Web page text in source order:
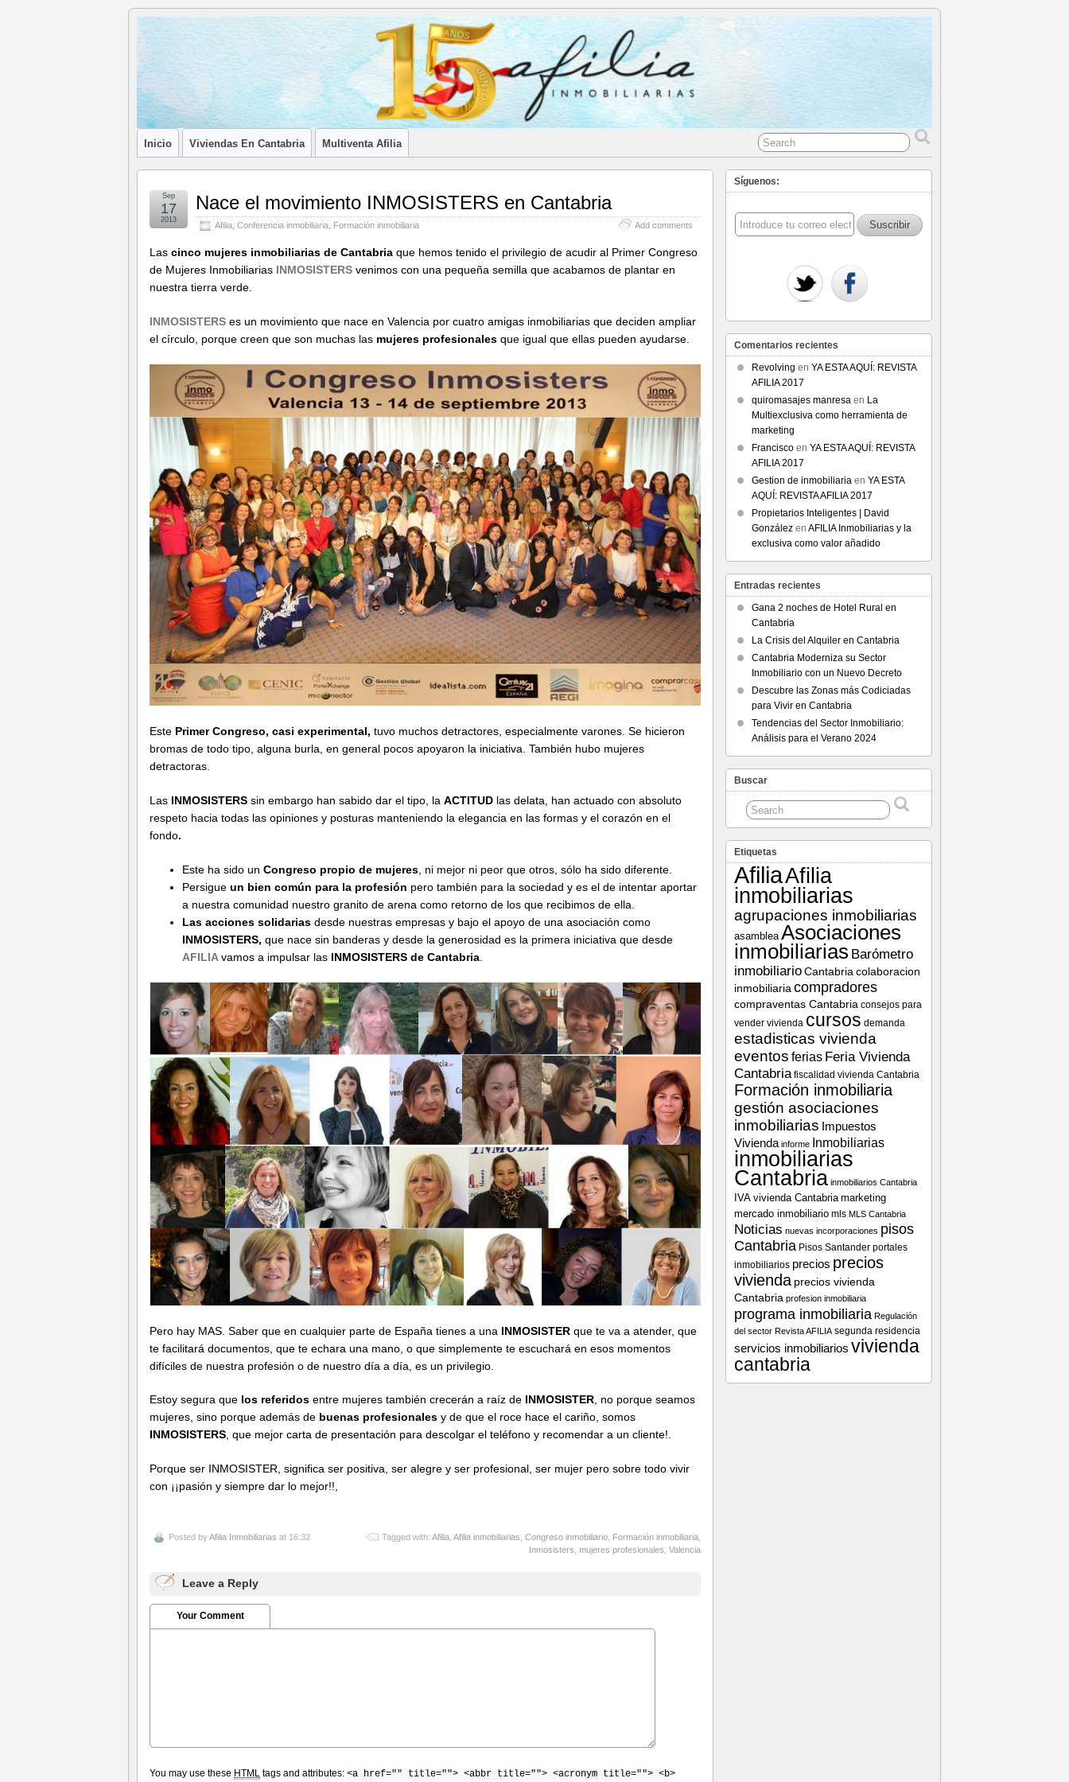
Blog de
Afilia
Inmobiliarias
LA ASOCIACIÓN DE LOS PROFESIONALES INMOBILIARIOS DE CANTABRIA
Inicio Viviendas En Cantabria Multiventa Afilia
Nace el movimiento INMOSISTERS en Cantabria
Afilia Conferencia inmobiliaria Formación inmobiliaria Add comments
Sep
17
2013
Las cinco mujeres inmobiliarias de Cantabria que hemos tenido el privilegio de acudir al Primer Congreso
de Mujeres Inmobiliarias INMOSISTERS venimos con una pequeña semilla que acabamos de plantar en
nuestra tierra verde.
INMOSISTERS es un movimiento que nace en Valencia por cuatro amigas inmobiliarias que deciden ampliar
el círculo, porque creen que son muchas las mujeres profesionales que igual que ellas pueden ayudarse.
Este Primer Congreso, casi experimental, tuvo muchos detractores, especialmente varones. Se hicieron
bromas de todo tipo, alguna burla, en general pocos apoyaron la iniciativa. También hubo mujeres
detractoras.
Las INMOSISTERS sin embargo han sabido dar el tipo, la ACTITUD las delata, han actuado con absoluto
respeto hacia todas las opiniones y posturas manteniendo la elegancia en las formas y el corazón en el
fondo.
Este ha sido un Congreso propio de mujeres, ni mejor ni peor que otros, sólo ha sido diferente.
Persigue un bien común para la profesión pero también para la sociedad y es el de intentar aportar
a nuestra comunidad nuestro granito de arena como retorno de los que recibimos de ella.
Las acciones solidariasdesde nuestras empresas y bajo el apoyo de una asociación como
INMOSISTERS, que nace sin banderas y desde la generosidad es la primera iniciativa que desde
AFILIA vamos a impulsar las INMOSISTERS de Cantabria.
Pero hay MAS. Saber que en cualquier parte de España tienes a una INMOSISTER que te va a atender, que
te facilitará documentos, que te echara una mano, o que simplemente te escuchará en esos momentos
difíciles de nuestra profesión o de nuestro día a día, es un privilegio.
Estoy segura que los referidos entre mujeres también crecerán a raíz de INMOSISTER, no porque seamos
mujeres, sino porque además de buenas profesionales y de que el roce hace el cariño, somos
INMOSISTERS, que mejor carta de presentación para descolgar el teléfono y recomendar a un cliente!.
Porque ser INMOSISTER, significa ser positiva, ser alegre y ser profesional, ser mujer pero sobre todo vivir
con ¡¡pasión y siempre dar lo mejor!!,
Posted byAfilia Inmobiliarias at 16:32 Tagged with: Afilia Afilia inmobiliarias Congreso inmobiliario Formación inmobiliaria
Inmosisters mujeres profesionales Valencia
Leave a Reply
Your Comment
You may use these HTML tags and attributes: <a href="" title=""> <abbr title=""> <acronym title=""> <b>
Síguenos:
Comentarios recientes
Revolving en YA ESTA AQUÍ: REVISTA
AFILIA 2017
quiromasajes manresa en La
Multiexclusiva como herramienta de
marketing
Francisco en YA ESTA AQUÍ: REVISTA
AFILIA 2017
Gestion de inmobiliaria en YA ESTA
AQUÍ: REVISTA AFILIA 2017
Propietarios Inteligentes | David
González en AFILIA Inmobiliarias y la
exclusiva como valor añadido
Entradas recientes
Gana 2 noches de Hotel Rural en
Cantabria
La Crisis del Alquiler en Cantabria
Cantabria Moderniza su Sector
Inmobiliario con un Nuevo Decreto
Descubre las Zonas más Codiciadas
para Vivir en Cantabria
Tendencias del Sector Inmobiliario:
Análisis para el Verano 2024
Buscar
Etiquetas
AfiliaAfilia
inmobiliarias
agrupaciones inmobiliarias
asamblea Asociaciones
inmobiliarias Barómetro
inmobiliarioCantabria colaboracion
inmobiliaria compradores
compraventas Cantabria consejos para
vender vivienda cursos demanda
estadisticas vivienda
eventos ferias Feria Vivienda
Cantabria fiscalidad vivienda Cantabria
Formación inmobiliaria
gestión asociaciones
inmobiliarias Impuestos
Vivienda informe Inmobiliarias
inmobiliarias
Cantabria inmobiliarios Cantabria
IVA vivienda Cantabria marketing
mercado inmobiliario mls MLS Cantabria
Noticias nuevas incorporaciones pisos
Cantabria Pisos Santander portales
inmobiliarios precios precios
vivienda precios vivienda
Cantabria profesion inmobiliaria
programa inmobiliaria Regulación
del sector Revista AFILIA segunda residencia
servicios inmobiliarios vivienda
cantabria